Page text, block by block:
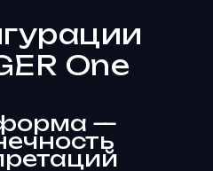
One
—